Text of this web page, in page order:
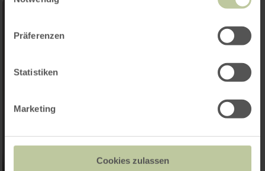
Präferenzen
Statistiken
Marketing
Cookies zulassen